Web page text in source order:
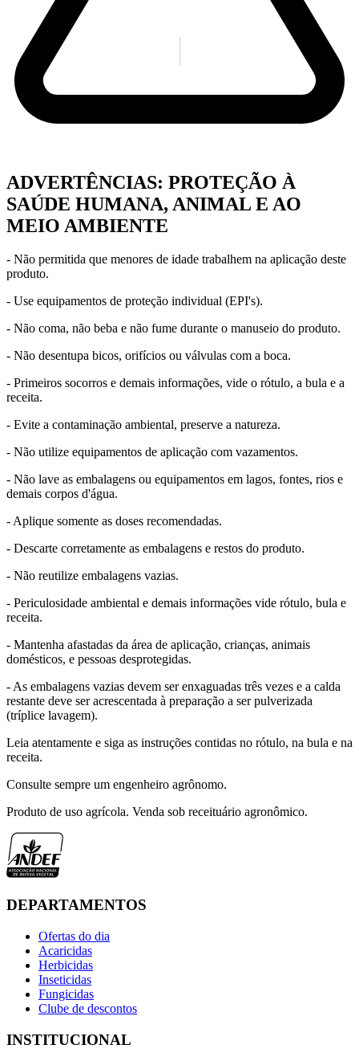
ADVERTÊNCIAS: PROTEÇÃO À
SAÚDE HUMANA, ANIMAL E AO
MEIO AMBIENTE
- Não permitida que menores de idade trabalhem na aplicação deste
produto.
- Use equipamentos de proteção individual (EPI's).
- Não coma, não beba e não fume durante o manuseio do produto.
- Não desentupa bicos, orifícios ou válvulas com a boca.
- Primeiros socorros e demais informações, vide o rótulo, a bula e a
receita.
- Evite a contaminação ambiental, preserve a natureza.
- Não utilize equipamentos de aplicação com vazamentos.
- Não lave as embalagens ou equipamentos em lagos, fontes, rios e
demais corpos d'água.
- Aplique somente as doses recomendadas.
- Descarte corretamente as embalagens e restos do produto.
- Não reutilize embalagens vazias.
- Periculosidade ambiental e demais informações vide rótulo, bula e
receita.
- Mantenha afastadas da área de aplicação, crianças, animais
domésticos, e pessoas desprotegidas.
- As embalagens vazias devem ser enxaguadas três vezes e a calda
restante deve ser acrescentada à preparação a ser pulverizada
(tríplice lavagem).
Leia atentamente e siga as instruções contidas no rótulo, na bula e na
receita.
Consulte sempre um engenheiro agrônomo.
Produto de uso agrícola. Venda sob receituário agronômico.
DEPARTAMENTOS
Ofertas do dia
Acaricidas
Herbicidas
Inseticidas
Fungicidas
Clube de descontos
INSTITUCIONAL